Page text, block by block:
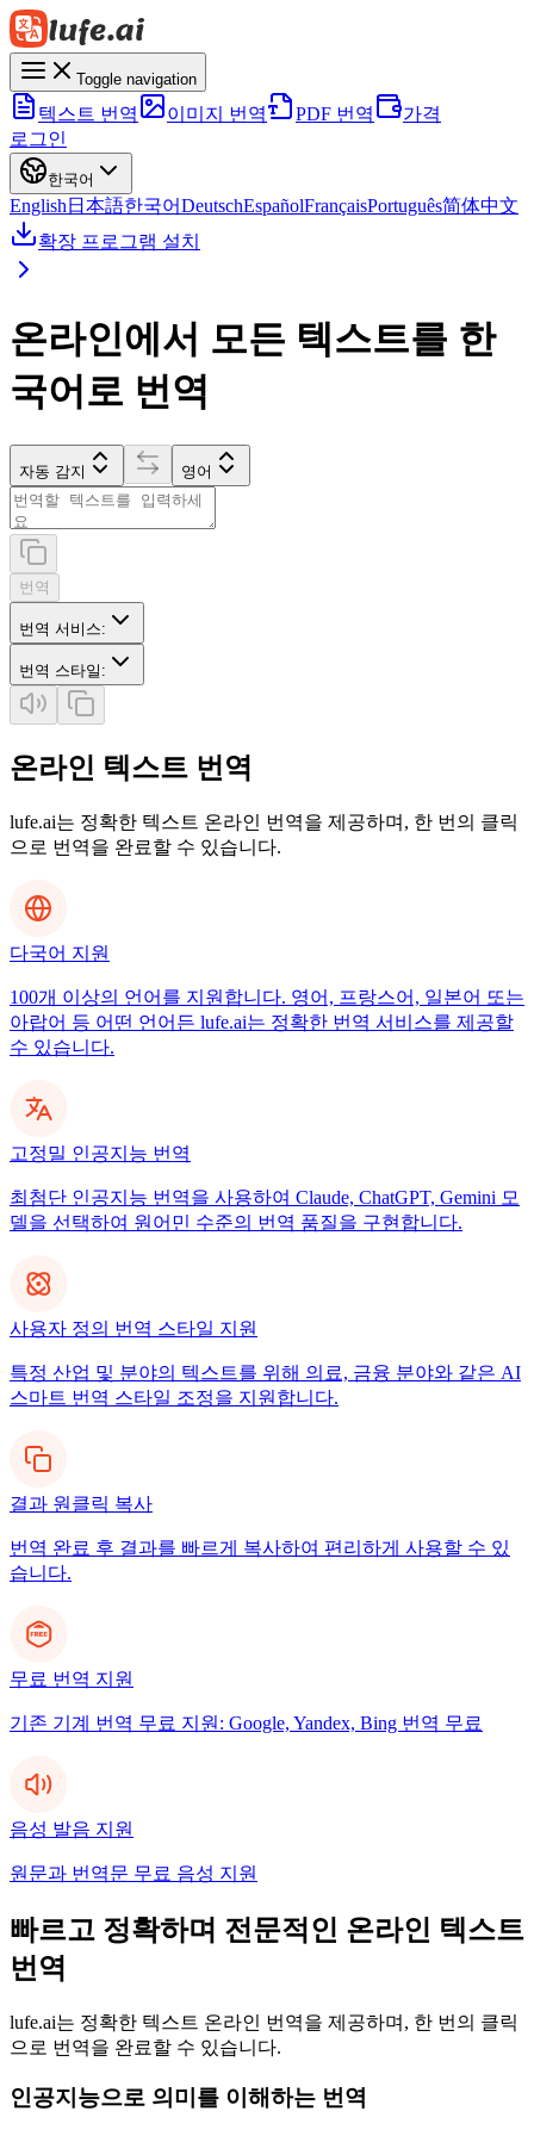
Toggle navigation
텍스트 번역 이미지 번역 PDF 번역
가격
로그인
한국어
English 日本語한국어DeutschEspañolFrançaisPortuguês简体中文
확장 프로그램 설치
온라인에서 모든 텍스트를 한
국어로 번역
자동 감지 영어
번역
번역 서비스:
번역 스타일 :
온라인 텍스트 번역
lufe.ai는 정확한 텍스트 온라인 번역을 제공하며, 한 번의 클릭
으로 번역을 완료할 수 있습니다.
다국어 지원
100개 이상의 언어를 지원합니다. 영어, 프랑스어, 일본어 또는
아랍어 등 어떤 언어든 lufe.ai는 정확한 번역 서비스를 제공할
수 있습니다.
고정밀 인공지능 번역
최첨단 인공지능 번역을 사용하여 Claude, ChatGPT, Gemini 모
델을 선택하여 원어민 수준의 번역 품질을 구현합니다.
사용자 정의 번역 스타일 지원
특정 산업 및 분야의 텍스트를 위해 의료, 금융 분야와 같은 AI
스마트 번역 스타일 조정을 지원합니다.
결과 원클릭 복사
번역 완료 후 결과를 빠르게 복사하여 편리하게 사용할 수 있
습니다.
무료 번역 지원
기존 기계 번역 무료 지원: Google, Yandex, Bing 번역 무료
음성 발음 지원
원문과 번역문 무료 음성 지원
빠르고 정확하며 전문적인 온라인 텍스트
번역
lufe.ai는 정확한 텍스트 온라인 번역을 제공하며, 한 번의 클릭
으로 번역을 완료할 수 있습니다.
인공지능으로 의미를 이해하는 번역